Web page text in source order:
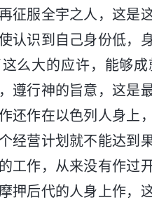
征服全宇之人，这是
认识到自己身份低，
么大的应许，能够
遵行神的旨意，这是
还作在以色列人身上
经营计划就不能达到
工作，从来没有作过
押后代的人身上作，